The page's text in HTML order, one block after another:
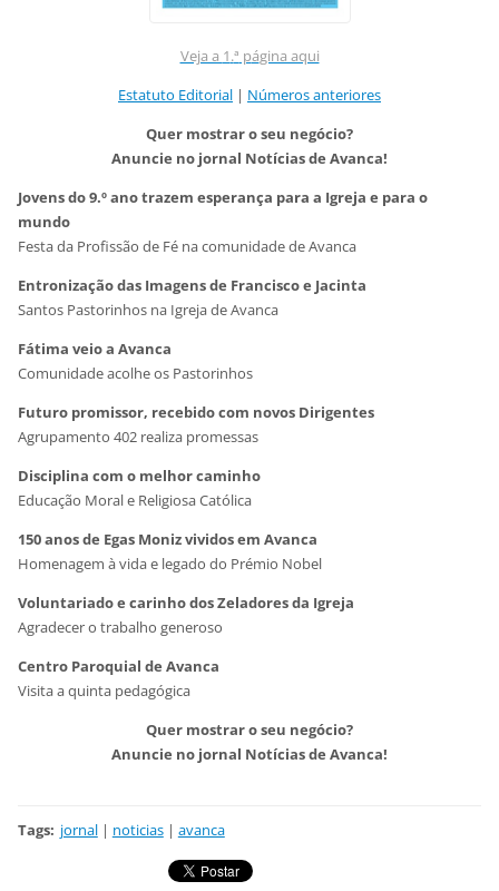
Veja a 1.ª página aqui
Estatuto Editorial | Números anteriores
Quer mostrar o seu negócio?
Anuncie no jornal Notícias de Avanca!
Jovens do 9.º ano trazem esperança para a Igreja e para o
mundo
Festa da Profissão de Fé na comunidade de Avanca
Entronização das Imagens de Francisco e Jacinta
Santos Pastorinhos na Igreja de Avanca
Fátima veio a Avanca
Comunidade acolhe os Pastorinhos
Futuro promissor, recebido com novos Dirigentes
Agrupamento 402 realiza promessas
Disciplina com o melhor caminho
Educação Moral e Religiosa Católica
150 anos de Egas Moniz vividos em Avanca
Homenagem à vida e legado do Prémio Nobel
Voluntariado e carinho dos Zeladores da Igreja
Agradecer o trabalho generoso
Centro Paroquial de Avanca
Visita a quinta pedagógica
Quer mostrar o seu negócio?
Anuncie no jornal Notícias de Avanca!
Tags: jornal | noticias | avanca